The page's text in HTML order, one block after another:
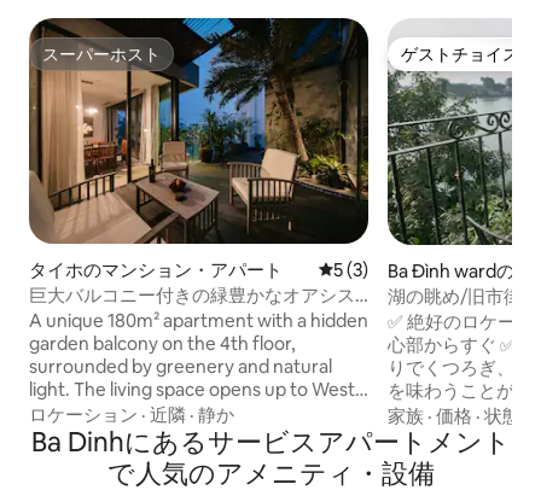
スーパーホスト
スーパーホスト
タイホのマンション・アパート レビュー3件、5つ星中5つ
5 (3)
巨大バルコニー付きの緑豊かなオアシス|
エレベーター|ウェストレイクの眺め
A unique 180m² apartment with a hidden
garden balcony on the 4th floor,
surrounded by greenery and natural
light. The living space opens up to West
Lake views, creating a calm and airy
atmosphere perfect for slow living. The
home is located on the 4th floor of a 6-
storey building, with elevator access.
ロケーション · 近隣 · 静か
ゲストチョイス
ゲストチョイス
Ba Đình wardのマ
アパート
湖の眺め/旧市街/
コニー/ハノイ
✅ 絶好のロケー
心部からすぐ ✅ 通りを渡ったら湖のほと
りでくつろぎ、
を味わうことができます ✅
ンテリア： 平穏で静かな空間 豪華なマッ
トレス付きの快適なベッド
とができるバルコニー 整理整頓
ラックスできるバス
家族 ·価格 ·状態
Ba Dinhにあるサービスアパートメント
で人気のアメニティ・設備